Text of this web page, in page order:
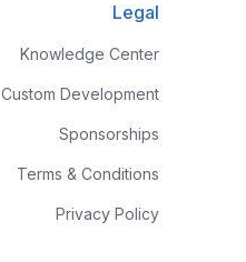
Legal
Knowledge Center
Custom Development
Sponsorships
Terms & Conditions
Privacy Policy